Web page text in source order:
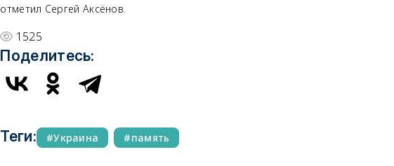
отметил Сергей Аксёнов.
1525
Поделитесь:
Теги: Украина память